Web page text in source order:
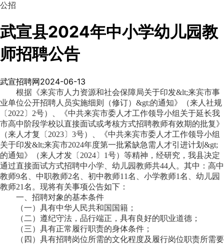
公招
武宣县2024年中小学幼儿园教
师招聘公告
武宣招聘网2024-06-13
根据 《来宾市人力资源和社会保障局关于印发&lt;来宾市事
业单位公开招聘人员实施细则（修订） &gt;的通知》（来人社规
〔2022〕2号）、《中共来宾市委人才工作领导小组关于延长我
市高中阶段学校以直接面试或考核方式招聘教师有效期的批复》
（来人才复〔2023〕3号）、
《中共来宾市委人才工作领导小组
关于印发&lt;来宾市2024年度第一批紧缺急需人才引进计划&gt;
的通知》
（来人才发 〔 2024〕 1号） 等精神， 经研究， 我县决定
通过直接面试方式招聘中小学、幼儿园教师共44 人。其中：高中
教师9名、 中职教师2名、 初中教师11名、 小学教师1名、 幼儿园
教师21名。 现将有关事项公告如下：
一、招聘对象的基本条件
（一）具有中华人民共和国国籍；
（二）遵纪守法，品行端正，具有良好的职业道德；
（三）具有正常履行职责的身体条件；
（四）具有招聘岗位所需的文化程度及履行岗位职责所需要